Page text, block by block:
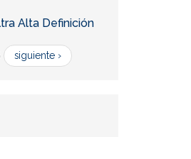
Alta Definición
siguiente ›